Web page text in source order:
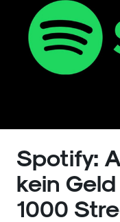
Spotify:
kein
1000